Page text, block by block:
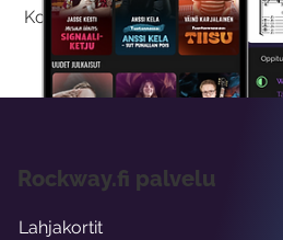
Kokeilemalla ilmaiseksi saat
viikon
Rockway.fi palvelu
Lahjakortit